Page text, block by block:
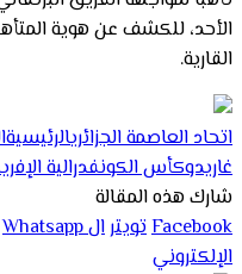
الأحد، للكشف عن هوية
القارية.
اتحاد العاصمة الجزائريالرئيسية
غاريدوكأس الكونفدرالية
شارك هذه المقالة
Facebookتويترال Whatsapp
الإلكتروني